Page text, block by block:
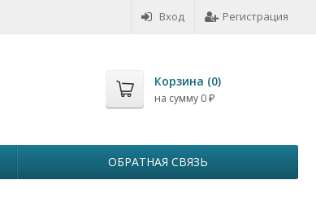
Вход Регистрация
Корзина (0)
на сумму 0 ₽
ОБРАТНАЯ СВЯЗЬ